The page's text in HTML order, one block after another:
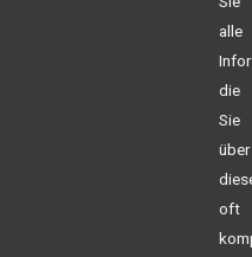
alle
die
Sie
über
oft